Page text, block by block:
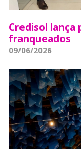
Credisol
franqueados
09/06/2026